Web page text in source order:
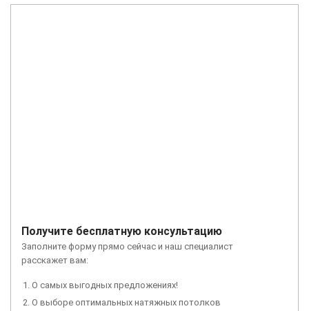
Получите бесплатную консультацию
Заполните форму прямо сейчас и наш специалист
расскажет вам:
О самых выгодных предложениях!
О выборе оптимальных натяжных потолков